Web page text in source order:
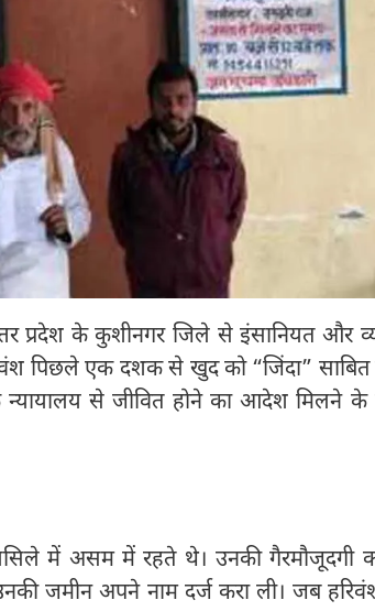
प्रदेश के कुशीनगर जिले से इंसानियत और
पिछले एक दशक से खुद को “जिंदा”
न्यायालय से जीवित होने का आदेश मिलने
में असम में रहते थे। उनकी गैरमौजूदगी का
जमीन अपने नाम दर्ज करा ली। जब